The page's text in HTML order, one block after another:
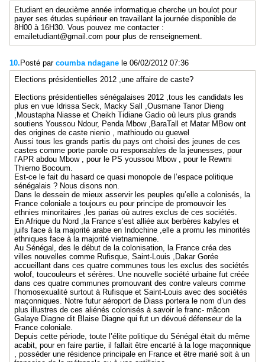
Etudiant en deuxième année informatique cherche un boulot pour
payer ses études supérieur en travaillant la journée disponible de
8H00 à 16H30. Vous pouvez me contacter :
emailetudiant@gmail.com pour plus de renseignement.
10. Posté par coumba ndagane le 06/02/2012 07:36
Elections présidentielles 2012 ,une affaire de caste?
Elections présidentielles sénégalaises 2012 ,tous les candidats les
plus en vue Idrissa Seck, Macky Sall ,Ousmane Tanor Dieng
,Moustapha Niasse et Cheikh Tidiane Gadio où leurs plus grands
soutiens Youssou Ndour, Penda Mbow ,BaraTall et Matar MBow ont
des origines de caste nienio , mathioudo ou guewel
Aussi tous les grands partis du pays ont choisi des jeunes de ces
castes comme porte parole ou responsables de la jeunesses, pour
l’APR abdou Mbow , pour le PS youssou Mbow , pour le Rewmi
Thierno Bocoum.
Est-ce le fait du hasard ce quasi monopole de l’espace politique
sénégalais ? Nous disons non.
Dans le dessein de mieux asservir les peuples qu’elle a colonisés, la
France coloniale a toujours eu pour principe de promouvoir les
ethnies minoritaires ,les parias où autres exclus de ces sociétés.
En Afrique du Nord ,la France s’est alliée aux berbères kabyles et
juifs face à la majorité arabe en Indochine ,elle a promu les minorités
ethniques face à la majorité vietnamienne.
Au Sénégal, des le début de la colonisation, la France créa des
villes nouvelles comme Rufisque, Saint-Louis ,Dakar Gorée
accueillant dans ces quatre communes tous les exclus des sociétés
wolof, toucouleurs et sérères. Une nouvelle société urbaine fut créée
dans ces quatre communes promouvant des contre valeurs comme
l’homosexualité surtout à Rufisque et Saint-Louis avec des sociétés
maçonniques. Notre futur aéroport de Diass portera le nom d’un des
plus illustres de ces aliénés colonisés à savoir le franc- mâcon
Galaye Diagne dit Blaise Diagne qui fut un dévoué défenseur de la
France coloniale.
Depuis cette période, toute l’élite politique du Sénégal était du même
acabit, pour en faire partie, il fallait être encarté à la loge maçonnique
, posséder une résidence principale en France et être marié soit à un